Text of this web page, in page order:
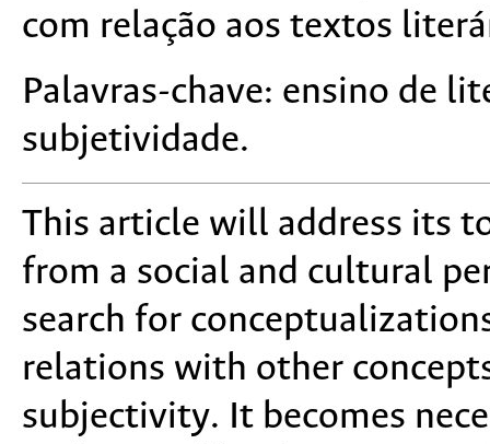
com relação aos textos
Palavras-chave: ensino de
subjetividade.
This article will address its
from a social and cultural
search for
relations with other
subjectivity. It becomes